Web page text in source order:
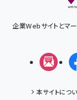
企業Webサイトとマ
メル
本サイトにつ